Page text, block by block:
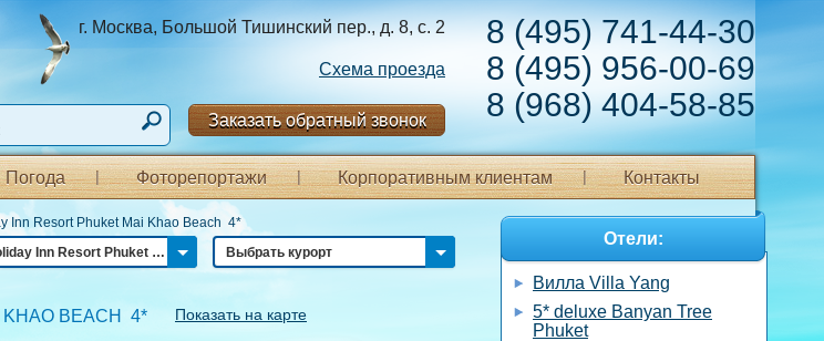
8 (495) 741-44-30
8 (495) 956-00-69
8 (968) 404-58-85
г. Москва, Большой Тишинский пер., д. 8, с. 2
Схема проезда
Заказать обратный звонок
Погода Фоторепортажи Корпоративным клиентам Контакты
Inn Resort Phuket Mai Khao Beach 4*
4* Holiday Inn Resort Phuket Mai Khao Beach Выбрать курорт
KHAO BEACH 4*
Показать на карте
Отели:
Вилла Villa Yang
5* deluxe Banyan Tree
Phuket